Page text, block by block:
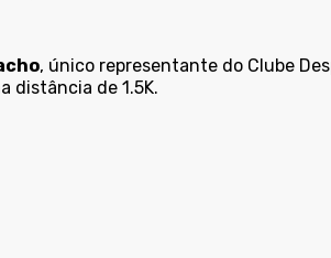
, único representante do Clube
distância de 1.5K.